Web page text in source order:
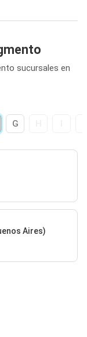
sucursales en
G
Aires)